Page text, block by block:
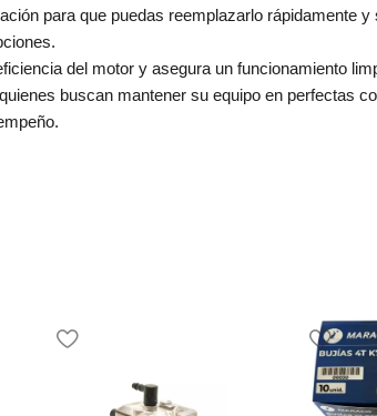
para que puedas reemplazarlo rápidamente y
del motor y asegura un funcionamiento
buscan mantener su equipo en perfectas